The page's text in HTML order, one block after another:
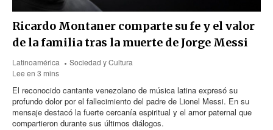
Ricardo Montaner comparte su fe y el valor
de la familia tras la muerte de Jorge Messi
Latinoamérica
Sociedad y Cultura
Lee en 3 mins
El reconocido cantante venezolano de música latina expresó su
profundo dolor por el fallecimiento del padre de Lionel Messi. En su
mensaje destacó la fuerte cercanía espiritual y el amor paternal que
compartieron durante sus últimos diálogos.